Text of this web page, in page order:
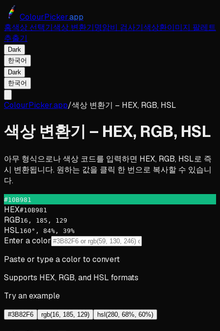
ColourPicker.app
홈색상 선택기색상 변환기명암비 검사기색상환이미지 팔레트
추출기
Dark
한국어
Dark
한국어
ColourPicker.app/색상 변환기 – HEX, RGB, HSL
색상 변환기 – HEX, RGB, HSL
아무 형식으로나 색상 코드를 입력하면 HEX, RGB, HSL로 즉
시 변환됩니다. 원하는 값을 클릭 한 번으로 복사할 수 있습니
다.
#10B981
HEX#10B981
RGB16, 185, 129
HSL160°, 84%, 39%
Enter a color
Paste or type a color to convert
Supports HEX, RGB, and HSL formats
Try an example
#3B82F6 rgb(16, 185, 129) hsl(280, 68%, 60%)